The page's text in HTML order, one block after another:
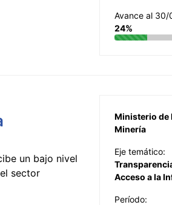
Avance al
24%
un bajo nivel
sector
Ministerio de
Minería
Eje temático:
Acceso a la
Período: